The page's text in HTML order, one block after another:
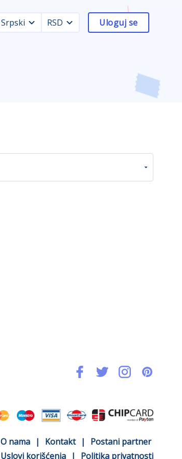
Srpski RSD Uloguj se
O nama | Kontakt |
Postani partner
Uslovi korišćenja | Politika privatnosti